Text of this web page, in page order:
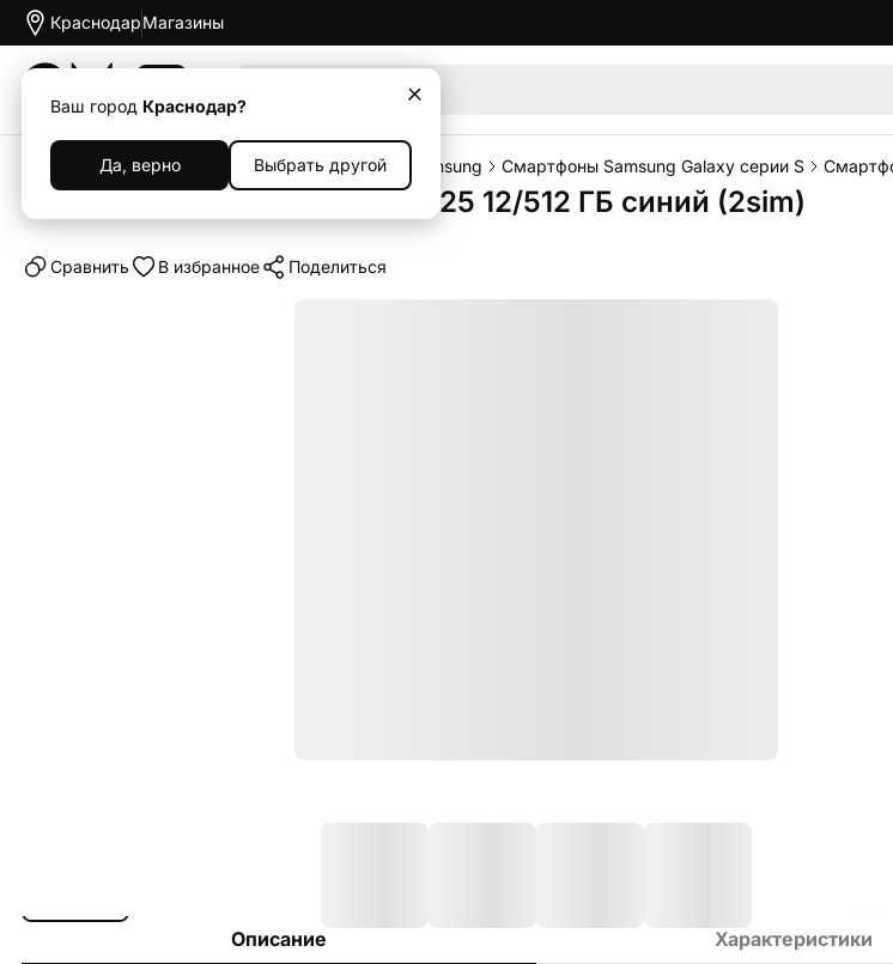
Краснодар
Ваш город Краснодар?
Да, верно Выбрать другой
Магазины
Каталог Смартфоны Смартфоны Samsung Смартфоны Samsung Galaxy серии S
Смартфон Samsung Galaxy S25 12/512 ГБ синий (2sim)
Cравнить В избранное Поделиться
Описание Характеристики